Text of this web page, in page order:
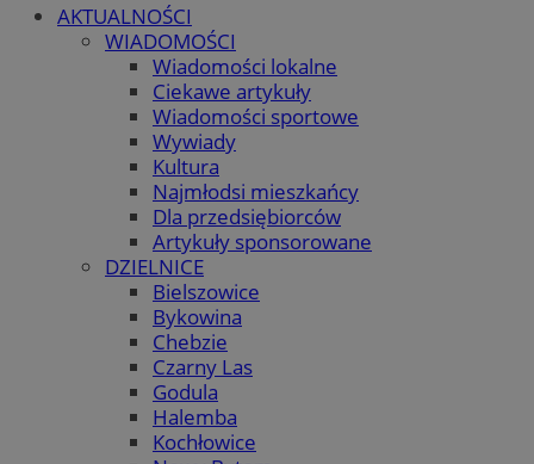
AKTUALNOŚCI
WIADOMOŚCI
Wiadomości lokalne
Ciekawe artykuły
Wiadomości sportowe
Wywiady
Kultura
Najmłodsi mieszkańcy
Dla przedsiębiorców
Artykuły sponsorowane
DZIELNICE
Bielszowice
Bykowina
Chebzie
Czarny Las
Godula
Halemba
Kochłowice